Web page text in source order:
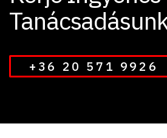
+36 20 571 9926